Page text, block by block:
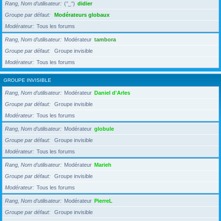
Rang, Nom d’utilisateur (°_°) didier
Groupe par défaut
Modérateurs globaux
Modérateur
Tous les forums
Rang, Nom d’utilisateur Modérateur tambora
Groupe par défaut
Groupe invisible
Modérateur
Tous les forums
GROUPE INVISIBLE
Rang, Nom d’utilisateur Modérateur Daniel d'Arles
Groupe par défaut
Groupe invisible
Modérateur
Tous les forums
Rang, Nom d’utilisateur Modérateur globule
Groupe par défaut
Groupe invisible
Modérateur
Tous les forums
Rang, Nom d’utilisateur Modérateur Marieh
Groupe par défaut
Groupe invisible
Modérateur
Tous les forums
Rang, Nom d’utilisateur Modérateur PierreL
Groupe par défaut
Groupe invisible